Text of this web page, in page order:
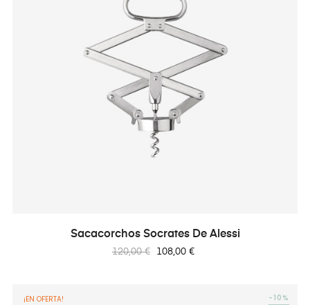
Sacacorchos Socrates De Alessi
Precio
120,00 € Precio
108,00 €
¡EN OFERTA! -10%